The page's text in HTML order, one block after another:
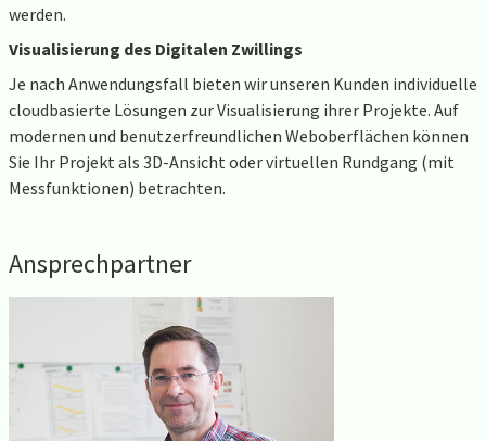
werden.
Visualisierung des Digitalen Zwillings
Je nach Anwendungsfall bieten wir unseren Kunden individuelle
cloudbasierte Lösungen zur Visualisierung ihrer Projekte. Auf
modernen und benutzerfreundlichen Weboberflächen können
Sie Ihr Projekt als 3D-Ansicht oder virtuellen Rundgang (mit
Messfunktionen) betrachten.
Ansprechpartner